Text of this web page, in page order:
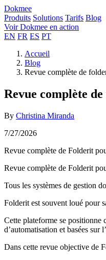
Dokmee
Produits Solutions Tarifs Blog
Voir Dokmee en action
EN FR ES PT
Accueil
Blog
Revue complète de
Revue complète
By Christina Miranda
7/27/2026
Revue complète de Folderit
Revue complète de Folderit
Tous les systèmes de gestion
Folderit est souvent loué pour
Cette plateforme se positionne
d’automatisation et basées sur
Dans cette revue objective de